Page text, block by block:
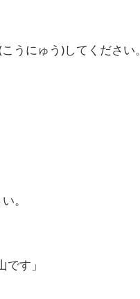
うにゅう)してください。
。
す」